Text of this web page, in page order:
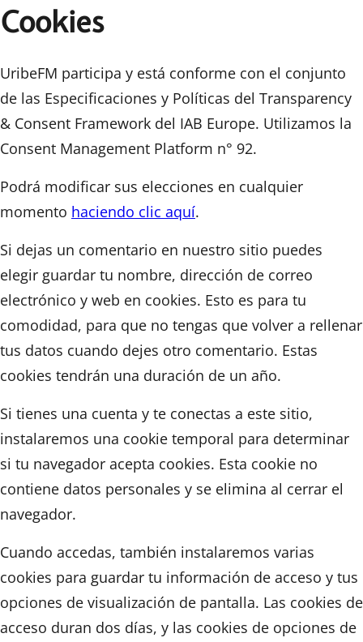
Cookies
UribeFM participa y está conforme con el conjunto
de las Especificaciones y Políticas del Transparency
& Consent Framework del IAB Europe. Utilizamos la
Consent Management Platform n° 92.
Podrá modificar sus elecciones en cualquier
momento haciendo clic aquí.
Si dejas un comentario en nuestro sitio puedes
elegir guardar tu nombre, dirección de correo
electrónico y web en cookies. Esto es para tu
comodidad, para que no tengas que volver a rellenar
tus datos cuando dejes otro comentario. Estas
cookies tendrán una duración de un año.
Si tienes una cuenta y te conectas a este sitio,
instalaremos una cookie temporal para determinar
si tu navegador acepta cookies. Esta cookie no
contiene datos personales y se elimina al cerrar el
navegador.
Cuando accedas, también instalaremos varias
cookies para guardar tu información de acceso y tus
opciones de visualización de pantalla. Las cookies de
acceso duran dos días, y las cookies de opciones de